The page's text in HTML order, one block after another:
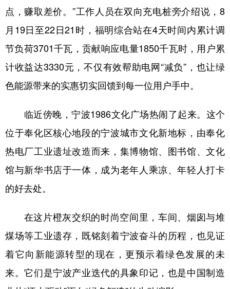
点，赚取差价。”工作人员在双向充电桩旁介绍说，8
月19日至22日21时，福明综合站在4天时间内累计调
节负荷3701千瓦，贡献响应电量1850千瓦时，用户累
计收益达3330元，不仅有效帮助电网“减负”，也让绿
色能源带来的实惠切实回馈到每一位用户手中。
临近傍晚，宁波1986文化广场热闹了起来。这个
位于奉化区核心地段的宁波城市文化新地标，由奉化
热电厂工业遗址改造而来，集博物馆、图书馆、文化
馆与新华书店于一体，成为老年人乘凉、年轻人打卡
的好去处。
在这片橙灰交织的时尚空间里，车间、烟囱与堆
煤场等工业遗存，既铭刻着宁波奋斗的历程，也见证
着它向新能源转型的现在，更预示着绿色发展的未
来。它们是宁波产业迭代的具象印记，也是中国制造